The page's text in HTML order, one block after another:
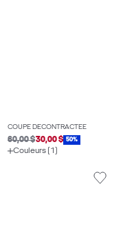
COUPE DÉCONTRACTÉE
60,00 $30,00 $ 50%
Couleurs (1)